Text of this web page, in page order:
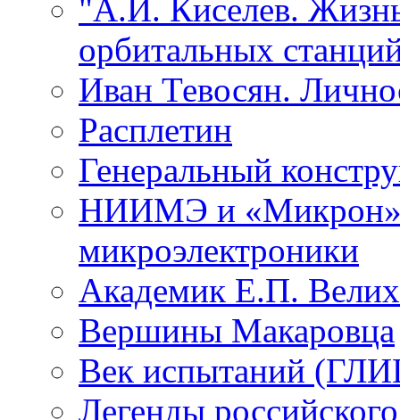
"А.И. Киселев.
орбитальных
Иван Тевосян.
Расплетин
Генеральный
НИИМЭ и «Микрон»
микроэлектроники
Академик Е.П.
Вершины Макаровца
Век испытаний
Легенды